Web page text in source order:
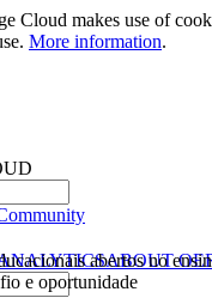
Cloud makes use of
More information.
ABOUT
abertos no
e oportunidade